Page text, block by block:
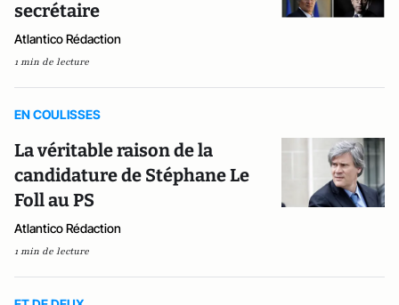
secrétaire
Atlantico Rédaction
1 min de lecture
EN COULISSES
La véritable raison de la
candidature de Stéphane Le
Foll au PS
Atlantico Rédaction
1 min de lecture